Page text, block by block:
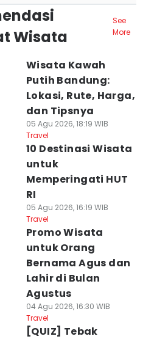
Wisata
See
More
Wisata Kawah
Putih Bandung:
Lokasi, Rute, Harga,
dan Tipsnya
05 Agu 2026, 18:19 WIB
Travel
10 Destinasi Wisata
untuk
Memperingati HUT
RI
05 Agu 2026, 16:19 WIB
Travel
Promo Wisata
untuk Orang
Bernama Agus dan
Lahir di Bulan
Agustus
04 Agu 2026, 16:30 WIB
Travel
[QUIZ] Tebak